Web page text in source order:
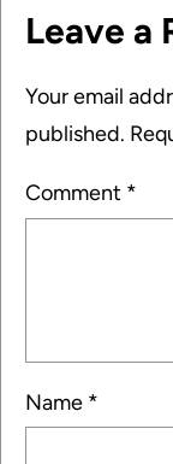
Leave a
Your email
published.
Comment *
Name *